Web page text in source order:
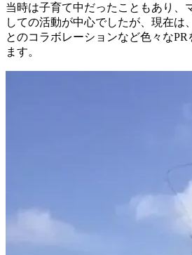
当時は子育て中だったこともあり、
しての活動が中心でしたが、現在は
とのコラボレーションなど色々な
ます。